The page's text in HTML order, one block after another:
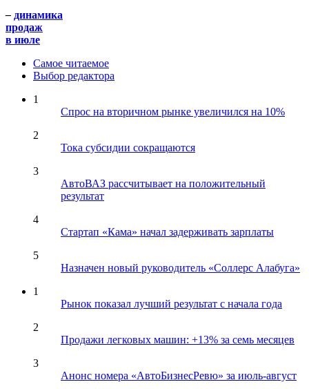
– динамика
продаж
в июле
Самое читаемое
Выбор редактора
1
Спрос на вторичном рынке увеличился на 10%
2
Тока субсидии сокращаются
3
АвтоВАЗ рассчитывает на положительный
результат
4
Стартап «Кама» начал задерживать зарплаты
5
Назначен новый руководитель «Соллерс Алабуга»
1
Рынок показал лучший результат с начала года
2
Продажи легковых машин: +13% за семь месяцев
3
Анонс номера «АвтоБизнесРевю» за июль-август